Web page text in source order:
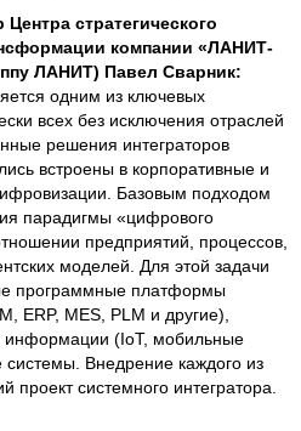
стратегического
компании «ЛАНИТ-
ЛАНИТ) Павел Сварник:
одним из ключевых
всех без исключения отраслей
решения интеграторов
встроены в корпоративные и
Базовым подходом
парадигмы «цифрового
предприятий, процессов,
моделей. Для этой задачи
программные платформы
ERP, MES, PLM и другие),
информации (IoT, мобильные
Внедрение каждого из
проект системного интегратора.